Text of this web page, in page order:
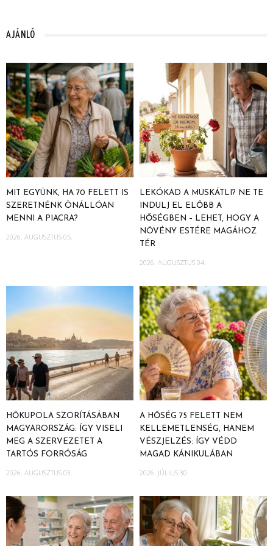
AJÁNLÓ
MIT EGYÜNK, HA 70 FELETT IS
SZERETNÉNK ÖNÁLLÓAN
MENNI A PIACRA?
2026. AUGUSZTUS 05.
LEKÓKAD A MUSKÁTLI? NE TE
INDULJ EL ELŐBB A
HŐSÉGBEN – LEHET, HOGY A
NÖVÉNY ESTÉRE MAGÁHOZ
TÉR
2026. AUGUSZTUS 04.
HŐKUPOLA SZORÍTÁSÁBAN
MAGYARORSZÁG: ÍGY VISELI
MEG A SZERVEZETET A
TARTÓS FORRÓSÁG
2026. AUGUSZTUS 03.
A HŐSÉG 75 FELETT NEM
KELLEMETLENSÉG, HANEM
VÉSZJELZÉS: ÍGY VÉDD
MAGAD KÁNIKULÁBAN
2026. JÚLIUS 30.